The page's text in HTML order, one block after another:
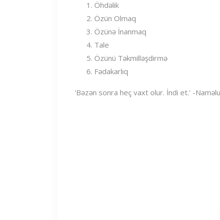
Öhdəlik
Özün Olmaq
Özünə İnanmaq
Tale
Özünü Təkmilləşdirmə
Fədakarlıq
'Bəzən sonra heç vaxt olur. İndi et.' -